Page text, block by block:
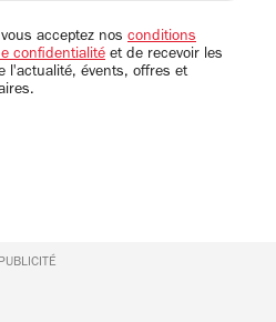
acceptez nos conditions
confidentialité et de recevoir les
l'actualité, évents, offres et
PUBLICITÉ